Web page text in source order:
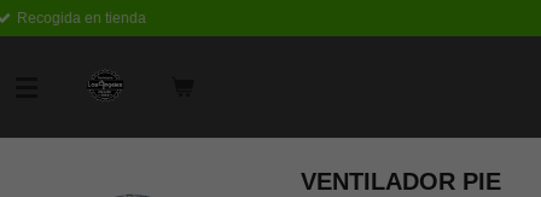
Ir
VENTILADOR PIE